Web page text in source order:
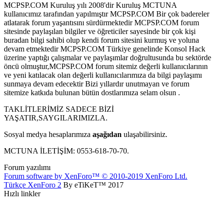
MCPSP.COM Kuruluş yılı 2008'dir Kuruluş MCTUNA
kullanıcımız tarafından yapılmıştır MCPSP.COM Bir çok badereler
atlatarak forum yaşantısını sürdürmektedir MCPSP.COM forum
sitesinde paylaşılan bilgiler ve öğreticiler sayesinde bir çok kişi
buradan bilgi sahibi olup kendi forum sitesini kurmuş ve yoluna
devam etmektedir MCPSP.COM Türkiye genelinde Konsol Hack
üzerine yaptığı çalışmalar ve paylaşımlar doğrultusunda bu sektörde
öncü olmuştur,MCPSP.COM forum sitemiz değerli kullanıcılarının
ve yeni katılacak olan değerli kullanıcılarımıza da bilgi paylaşımı
sunmaya devam edecektir Bizi yıllardır unutmayan ve forum
sitemize katkıda bulunan bütün dostlarımıza selam olsun .
TAKLİTLERİMİZ SADECE BİZİ
YAŞATIR,SAYGILARIMIZLA.
Sosyal medya hesaplarımıza aşağıdan ulaşabilirsiniz.
MCTUNA İLETİŞİM: 0553-618-70-70.
Forum yazılımı
Forum software by XenForo™ © 2010-2019 XenForo Ltd.
Türkçe XenForo 2 By eTiKeT™ 2017
Hızlı linkler